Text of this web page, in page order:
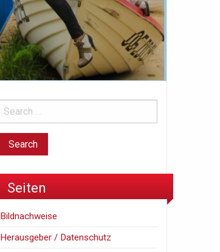
Seiten
Bildnachweise
Herausgeber / Datenschutz